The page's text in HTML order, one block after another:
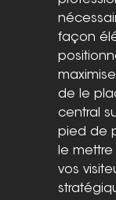
façon
de le
central
pied de
le
vos